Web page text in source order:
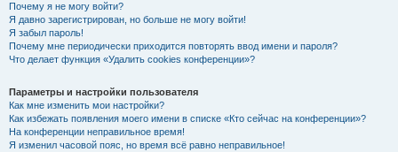
Почему я не могу войти?
Я давно зарегистрирован, но больше не могу войти!
Я забыл пароль!
Почему мне периодически приходится повторять ввод имени и пароля?
Что делает функция «Удалить cookies конференции»?
Параметры и настройки пользователя
Как мне изменить мои настройки?
Как избежать появления моего имени в списке «Кто сейчас на конференции»?
На конференции неправильное время!
Я изменил часовой пояс, но время всё равно неправильное!